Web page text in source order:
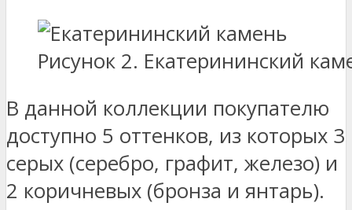
Рисунок 2. Екатерининский
В данной коллекции покупателю
доступно 5 оттенков, из которых 3
серых (серебро, графит, железо) и
2 коричневых (бронза и янтарь).